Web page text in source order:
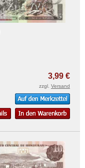
3,99 €
zzgl. Versand